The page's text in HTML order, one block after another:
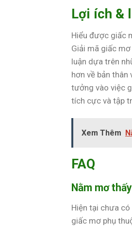
Lợi ích &
Hiểu được giấc
Giải mã giấc
luận dựa trên
hơn về bản
tưởng vào việc
tích cực và tập
Xem Thêm
FAQ
Nằm mơ
Hiện tại chưa
giấc mơ phụ